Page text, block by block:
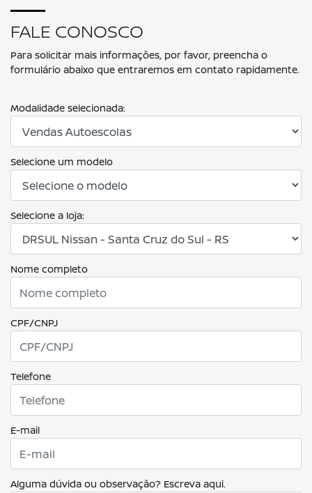
FALE CONOSCO
Para solicitar mais informações, por favor, preencha o
formulário abaixo que entraremos em contato rapidamente.
Modalidade selecionada:
Selecione um modelo
Selecione a loja:
Nome completo
CPF/CNPJ
Telefone
E-mail
Alguma dúvida ou observação? Escreva aqui.